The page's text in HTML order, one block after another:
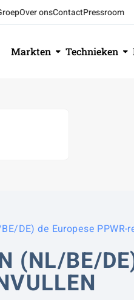
Over onsContactPressroom
Markten Technieken
DE) de Europese PPWR-
(NL/BE/